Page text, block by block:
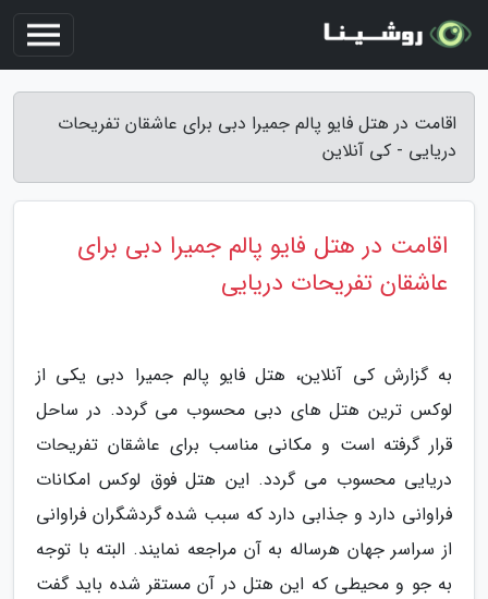
اقامت در هتل فایو پالم جمیرا دبی برای عاشقان تفریحات
دریایی - کی آنلاین
اقامت در هتل فایو پالم جمیرا دبی برای
عاشقان تفریحات دریایی
به گزارش کی آنلاین، هتل فایو پالم جمیرا دبی یکی از
لوکس ترین هتل های دبی محسوب می گردد. در ساحل
قرار گرفته است و مکانی مناسب برای عاشقان تفریحات
دریایی محسوب می گردد. این هتل فوق لوکس امکانات
فراوانی دارد و جذابی دارد که سبب شده گردشگران فراوانی
از سراسر جهان هرساله به آن مراجعه نمایند. البته با توجه
به جو و محیطی که این هتل در آن مستقر شده باید گفت